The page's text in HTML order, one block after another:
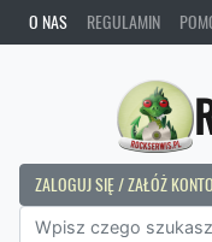
O NAS REGULAMIN
ZALOGUJ SIĘ / ZAŁÓŻ KONTO